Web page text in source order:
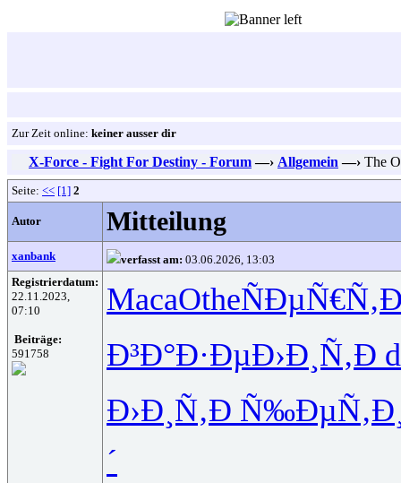
Zur Zeit online: keiner ausser dir
X-Force - Fight For Destiny - Forum —› Allgemein —› The
Seite: << [1] 2
Autor Mitteilung
xanbank verfasst am: 03.06.2026, 13:03
Registrierdatum:
22.11.2023,
07:10
Beiträge:
591758
MacaOtheÑÐµÑ€Ñ‚
Ð³Ð°Ð·ÐµÐ›Ð¸Ñ‚Ð
Ð›Ð¸Ñ‚Ð
´